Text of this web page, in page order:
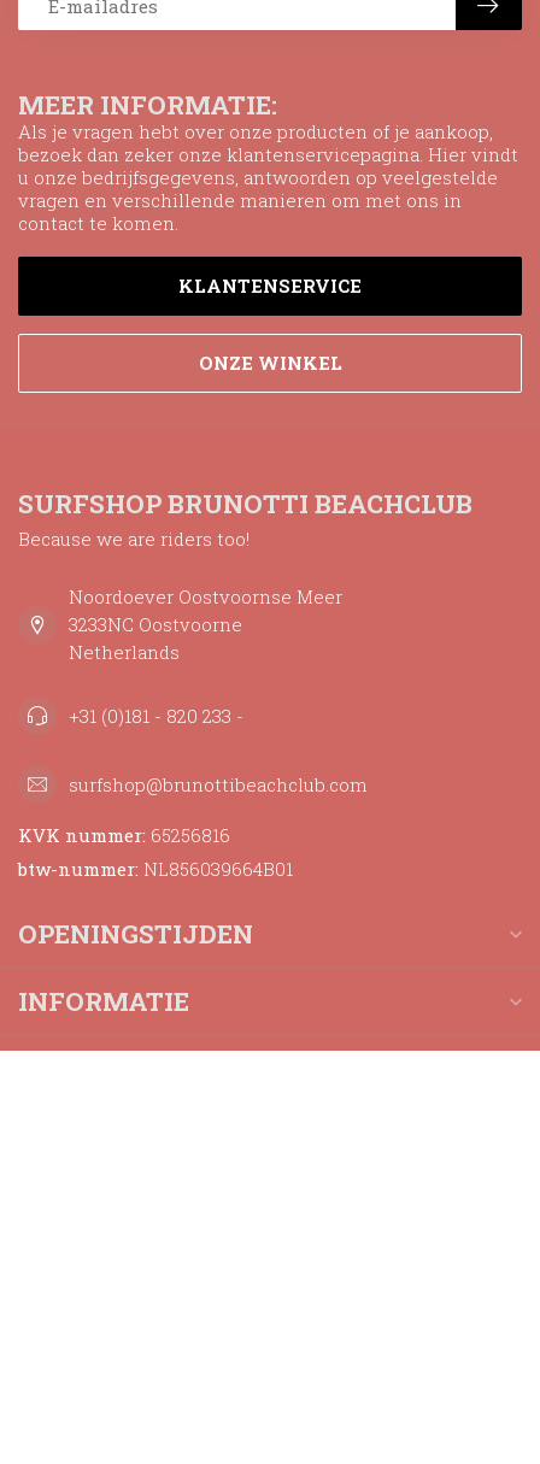
MEER INFORMATIE:
Als je vragen hebt over onze producten of je aankoop,
bezoek dan zeker onze klantenservicepagina. Hier vindt
u onze bedrijfsgegevens, antwoorden op veelgestelde
vragen en verschillende manieren om met ons in
contact te komen.
KLANTENSERVICE
ONZE WINKEL
SURFSHOP BRUNOTTI BEACHCLUB
Because we are riders too!
Noordoever Oostvoornse Meer
3233NC Oostvoorne
Netherlands
+31 (0)181 - 820 233 -
surfshop@brunottibeachclub.com
KVK nummer: 65256816
btw-nummer: NL856039664B01
OPENINGSTIJDEN
INFORMATIE